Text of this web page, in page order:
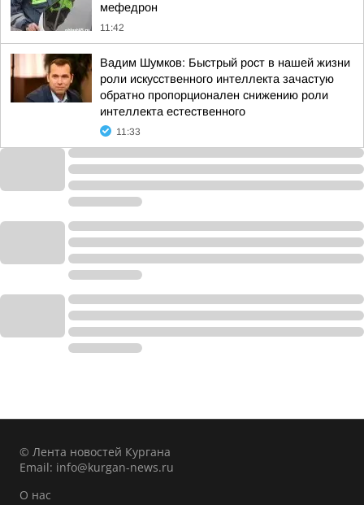
мефедрон
11:42
Вадим Шумков: Быстрый рост в нашей жизни
роли искусственного интеллекта зачастую
обратно пропорционален снижению роли
интеллекта естественного
11:33
© Лента новостей Кургана
Email: info@kurgan-news.ru
О нас